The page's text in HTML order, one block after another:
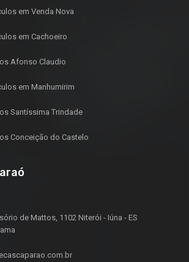
em Venda Nova
em Cachoeiro
Afonso Claudio
em Manhumirim
Santíssima Trindade
Conceição do Castelo
de Mattos, 1102 Niterói - Iúna - ES